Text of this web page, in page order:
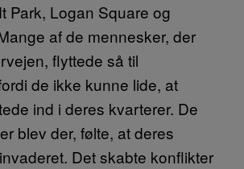
Park, Logan Square og
af de mennesker, der
flyttede så til
de ikke kunne lide, at
ind i deres kvarterer. De
blev der, følte, at deres
Det skabte konflikter